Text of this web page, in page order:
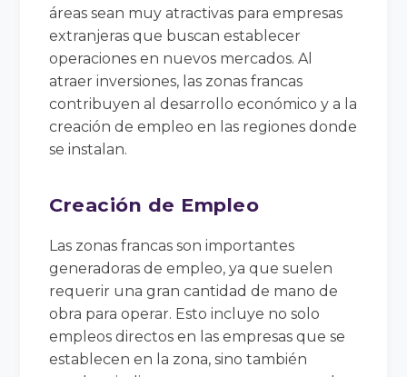
áreas sean muy atractivas para empresas
extranjeras que buscan establecer
operaciones en nuevos mercados. Al
atraer inversiones, las zonas francas
contribuyen al desarrollo económico y a la
creación de empleo en las regiones donde
se instalan.
Creación de Empleo
Las zonas francas son importantes
generadoras de empleo, ya que suelen
requerir una gran cantidad de mano de
obra para operar. Esto incluye no solo
empleos directos en las empresas que se
establecen en la zona, sino también